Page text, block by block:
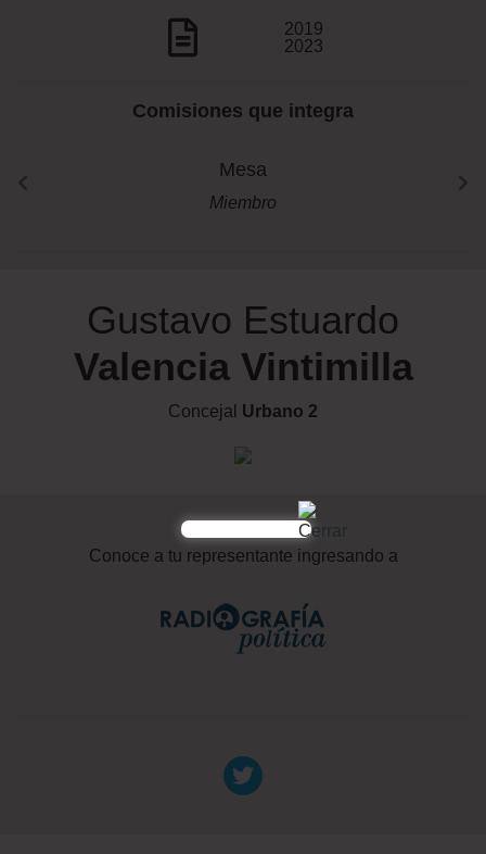
2019
2023
Comisiones que integra
Mesa
Miembro
Gustavo Estuardo
Valencia Vintimilla
Concejal Urbano 2
Conoce a tu representante ingresando a